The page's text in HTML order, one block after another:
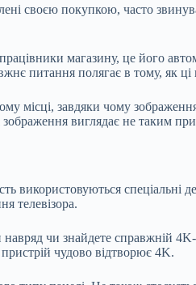
своєю покупкою, часто
магазину, це його
питання полягає в тому, як ці
місці, завдяки чому
виглядає не таким
використовуються спеціальні
телевізора.
навряд чи знайдете справжній
чудово відтворює 4K.